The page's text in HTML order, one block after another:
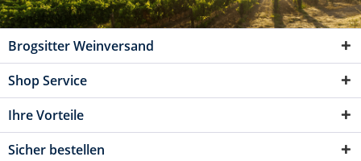
Brogsitter Weinversand
Shop Service
Ihre Vorteile
Sicher bestellen